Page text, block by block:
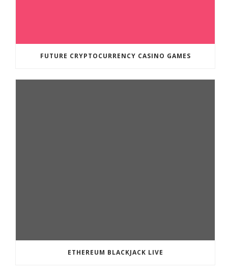
FUTURE CRYPTOCURRENCY CASINO GAMES
ETHEREUM BLACKJACK LIVE